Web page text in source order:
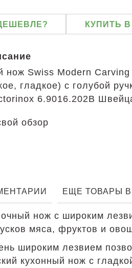
КУПИТЬ В
нож Swiss Modern
гладкое) с голубой
6.9016.202B
обзор
ЕЩЕ ТОВАРЫ
нож с широким
мяса, фруктов и
широким лезвием
кухонный нож с